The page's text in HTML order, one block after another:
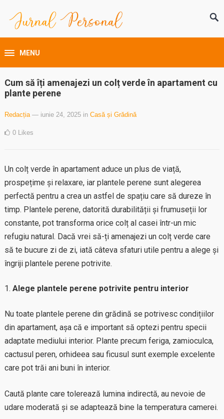
MENU
Cum să îți amenajezi un colț verde în apartament cu
plante perene
Redacția — iunie 24, 2025 in Casă și Grădină
0 Likes
Un colț verde în apartament aduce un plus de viață,
prospețime și relaxare, iar plantele perene sunt alegerea
perfectă pentru a crea un astfel de spațiu care să dureze în
timp. Plantele perene, datorită durabilității și frumuseții lor
constante, pot transforma orice colț al casei într-un mic
refugiu natural. Dacă vrei să-ți amenajezi un colț verde care
să te bucure zi de zi, iată câteva sfaturi utile pentru a alege și
îngriji plantele perene potrivite.
Alege plantele perene potrivite pentru interior
Nu toate plantele perene din grădină se potrivesc condițiilor
din apartament, așa că e important să optezi pentru specii
adaptate mediului interior. Plante precum feriga, zamioculca,
cactusul peren, orhideea sau ficusul sunt exemple excelente
care pot trăi ani buni în interior.
Caută plante care tolerează lumina indirectă, au nevoie de
udare moderată și se adaptează bine la temperatura camerei.